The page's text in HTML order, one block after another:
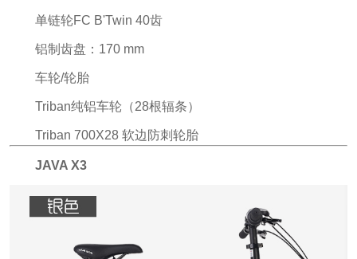
单链轮FC B'Twin 40齿
铝制齿盘：170 mm
车轮/轮胎
Triban纯铝车轮（28根辐条）
Triban 700X28 软边防刺轮胎
JAVA X3